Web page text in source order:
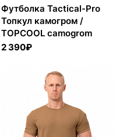
Футболка Tactical-Pro
Топкул камогром /
TOPCOOL camogrom
2 390₽